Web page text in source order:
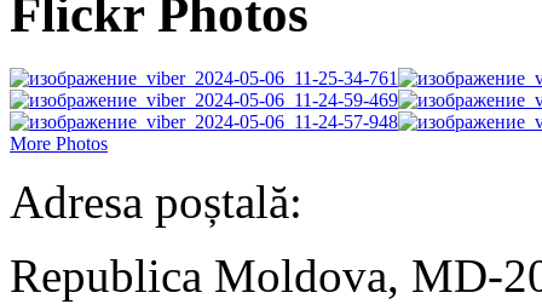
Flickr Photos
More Photos
Adresa poștală:
Republica Moldova, MD-